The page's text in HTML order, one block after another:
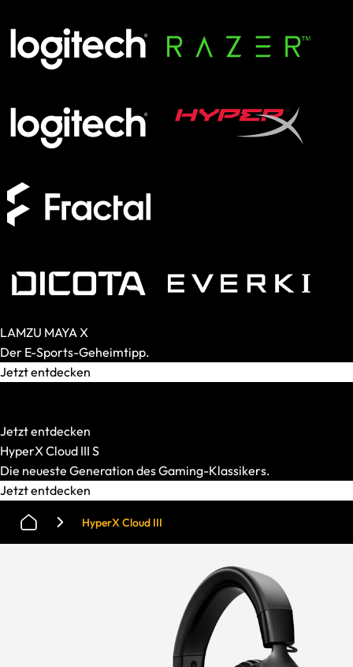
LAMZU MAYA X
Der E-Sports-Geheimtipp.
Jetzt entdecken
Jetzt entdecken
HyperX Cloud III S
Die neueste Generation des Gaming-Klassikers.
Jetzt entdecken
XMG APEX
XMG FOCUS
XMG NEO
Formfaktor
Full-Size
60%
Switches
Analog
Mechanisch
Membran
HyperX Cloud III